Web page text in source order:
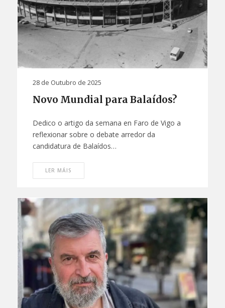
Novo Mundial para Balaídos?
28 de Outubro de 2025
Dedico o artigo da semana en Faro de Vigo a
reflexionar sobre o debate arredor da
candidatura de Balaídos…
LER MÁIS